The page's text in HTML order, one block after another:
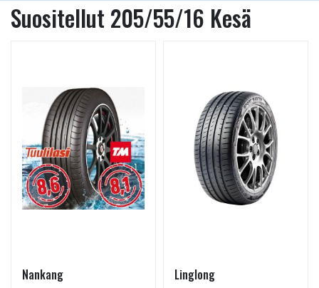
Suositellut 205/55/16 Kesä
Nankang Linglong